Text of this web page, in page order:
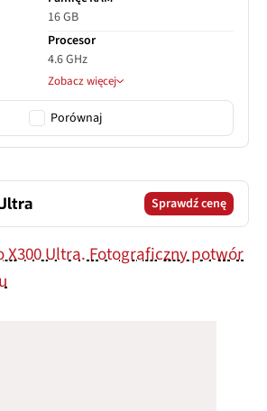
16 GB
Procesor
4.6 GHz
Zobacz więcej
Porównaj
Sprawdź cenę
X300 Ultra. Fotograficzny potwór